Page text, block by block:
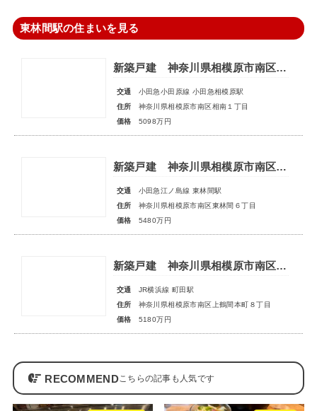
東林間駅の住まいを見る
新築戸建 神奈川県相模原市南区相南１丁目
交通
小田急小田原線 小田急相模原駅
住所
神奈川県相模原市南区相南１丁目
価格
5098万円
新築戸建 神奈川県相模原市南区東林間６丁目
交通
小田急江ノ島線 東林間駅
住所
神奈川県相模原市南区東林間６丁目
価格
5480万円
新築戸建 神奈川県相模原市南区上鶴間本町８丁目
交通
JR横浜線 町田駅
住所
神奈川県相模原市南区上鶴間本町８丁目
価格
5180万円
RECOMMEND